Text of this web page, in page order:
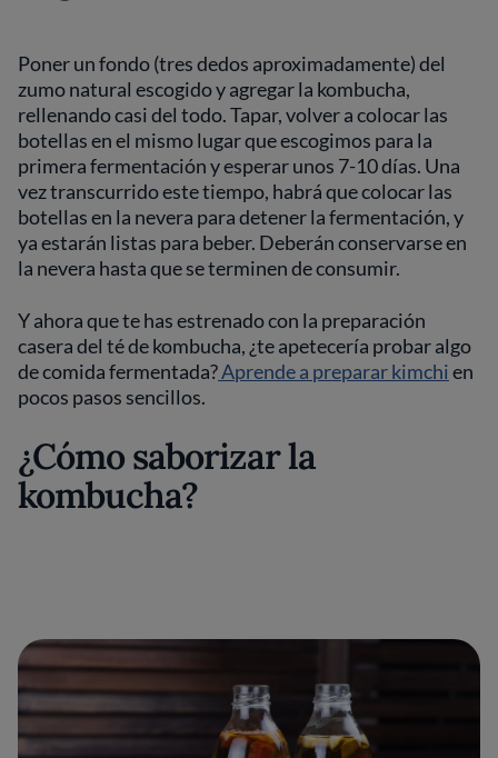
Poner un fondo (tres dedos aproximadamente) del
zumo natural escogido y agregar la kombucha,
rellenando casi del todo. Tapar, volver a colocar las
botellas en el mismo lugar que escogimos para la
primera fermentación y esperar unos 7-10 días. Una
vez transcurrido este tiempo, habrá que colocar las
botellas en la nevera para detener la fermentación, y
ya estarán listas para beber. Deberán conservarse en
la nevera hasta que se terminen de consumir.
Y ahora que te has estrenado con la preparación
casera del té de kombucha, ¿te apetecería probar algo
de comida fermentada?Aprende a preparar kimchien
pocos pasos sencillos.
¿Cómo saborizar la
kombucha?